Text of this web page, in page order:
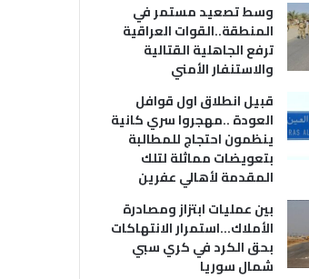
وسط تصعيد مستمر في
المنطقة..القوات العراقية
ترفع الجاهلية القتالية
والاستنفار الأمني
قبيل انطلاق اول قوافل
العودة ..مهجروا سري كانية
ينظمون احتجاج للمطالبة
بتعويضات مماثلة لتلك
المقدمة لأهالي عفرين
بين عمليات ابتزاز ومصادرة
الأملاك…استمرار الانتهاكات
بحق الكرد في كري سبي
شمال سوريا